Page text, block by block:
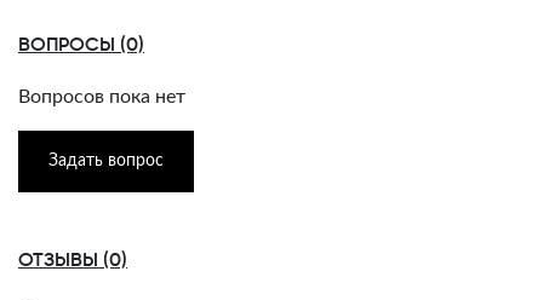
ВОПРОСЫ (0)
Вопросов пока нет
Задать вопрос
ОТЗЫВЫ (0)